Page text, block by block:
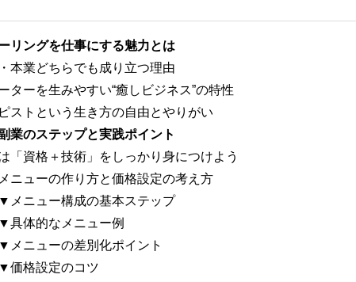
リングを仕事にする魅力とは
本業どちらでも成り立つ理由
ターを生みやすい“癒しビジネス”の特性
ストという生き方の自由とやりがい
業のステップと実践ポイント
「資格＋技術」をしっかり身につけよう
ニューの作り方と価格設定の考え方
ュー構成の基本ステップ
的なメニュー例
ューの差別化ポイント
設定のコツ